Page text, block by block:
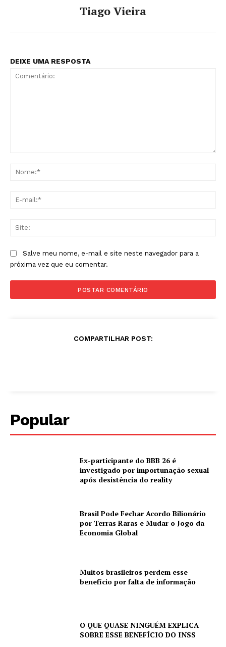
Tiago Vieira
DEIXE UMA RESPOSTA
Salve meu nome, e-mail e site neste navegador para a
próxima vez que eu comentar.
COMPARTILHAR POST:
Popular
Ex-participante do BBB 26 é
investigado por importunação sexual
após desistência do reality
Brasil Pode Fechar Acordo Bilionário
por Terras Raras e Mudar o Jogo da
Economia Global
Muitos brasileiros perdem esse
benefício por falta de informação
O QUE QUASE NINGUÉM EXPLICA
SOBRE ESSE BENEFÍCIO DO INSS